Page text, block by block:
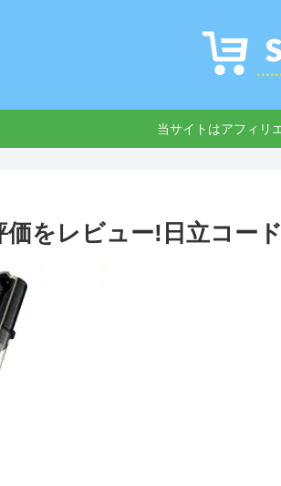
当サイトはアフィリ
をレビュー!日立コー